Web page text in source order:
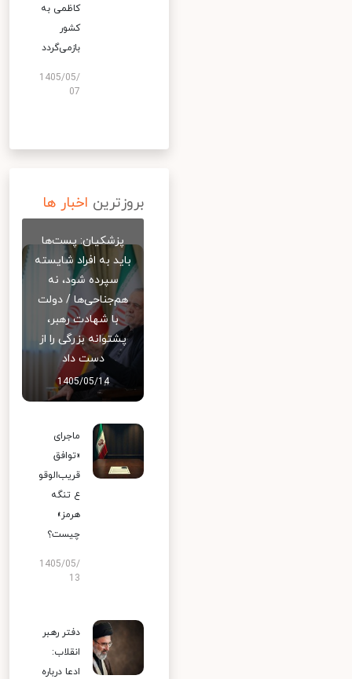
کاظمی به
کشور
بازمی‌گردد
1405/05/
07
بروزترین اخبار ها
پزشکیان: پست‌ها
باید به افراد شایسته
سپرده شود، نه
هم‌جناحی‌ها / دولت
با شهادت رهبر،
پشتوانه بزرگی را از
دست داد
1405/05/14
ماجرای
«توافق
قریب‌الوقو
ع تنگه
هرمز»
چیست؟
1405/05/
13
دفتر رهبر
انقلاب:
ادعا درباره